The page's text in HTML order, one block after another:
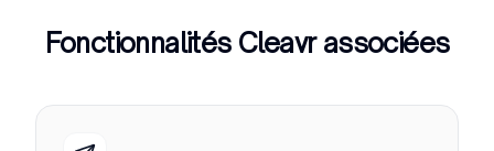
Fonctionnalités Cleavr associées